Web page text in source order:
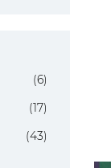
(6)
(17)
(43)